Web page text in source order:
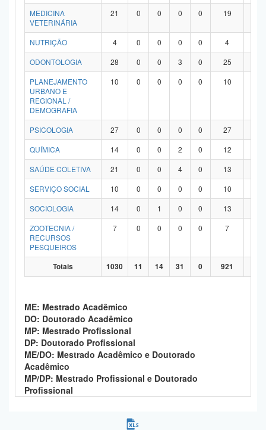
MEDICINA
VETERINÁRIA
21 0 0 0 0 19
NUTRIÇÃO 4 0 0 0 0 4
ODONTOLOGIA
28 0 0 3 0 25
PLANEJAMENTO
URBANO E
REGIONAL /
DEMOGRAFIA
10 0 0 0 0 10
PSICOLOGIA 27 0 0 0 0 27
QUÍMICA
14 0 0 2 0 12
SAÚDE COLETIVA
21 0 0 4 0 13
SERVIÇO SOCIAL
10 0 0 0 0 10
SOCIOLOGIA
14 0 1 0 0 13
ZOOTECNIA /
RECURSOS
PESQUEIROS
7 0 0 0 0 7
Totais 1030 11 14 31 0 921
ME: Mestrado Acadêmico
DO: Doutorado Acadêmico
MP: Mestrado Profissional
DP: Doutorado Profissional
ME/DO: Mestrado Acadêmico e Doutorado
Acadêmico
MP/DP: Mestrado Profissional e Doutorado
Profissional